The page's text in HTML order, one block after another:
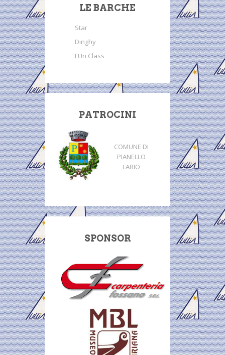
LE BARCHE
Star
Dinghy
FUn Class
PATROCINI
COMUNE DI
PIANELLO
LARIO
SPONSOR